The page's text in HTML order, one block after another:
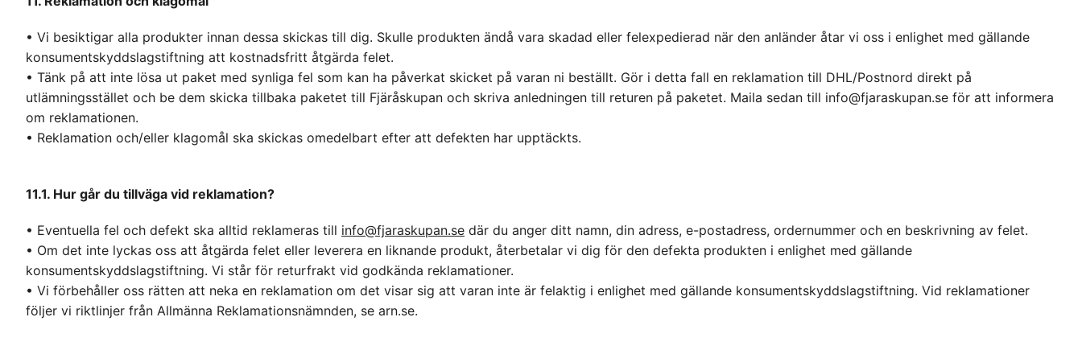
• Vi besiktigar alla produkter innan dessa skickas till dig. Skulle produkten ändå vara skadad eller felexpedierad när den anländer åtar vi oss i enlighet med gällande
konsumentskyddslagstiftning att kostnadsfritt åtgärda felet.
• Tänk på att inte lösa ut paket med synliga fel som kan ha påverkat skicket på varan ni beställt. Gör i detta fall en reklamation till DHL/Postnord direkt på
utlämningsstället och be dem skicka tillbaka paketet till Fjäråskupan och skriva anledningen till returen på paketet. Maila sedan till info@fjaraskupan.se för att informera
om reklamationen.
• Reklamation och/eller klagomål ska skickas omedelbart efter att defekten har upptäckts.
11.1. Hur går du tillväga vid reklamation?
• Eventuella fel och defekt ska alltid reklameras till info@fjaraskupan.se där du anger ditt namn, din adress, e-postadress, ordernummer och en beskrivning av felet.
• Om det inte lyckas oss att åtgärda felet eller leverera en liknande produkt, återbetalar vi dig för den defekta produkten i enlighet med gällande
konsumentskyddslagstiftning. Vi står för returfrakt vid godkända reklamationer.
• Vi förbehåller oss rätten att neka en reklamation om det visar sig att varan inte är felaktig i enlighet med gällande konsumentskyddslagstiftning. Vid reklamationer
följer vi riktlinjer från Allmänna Reklamationsnämnden, se arn.se.